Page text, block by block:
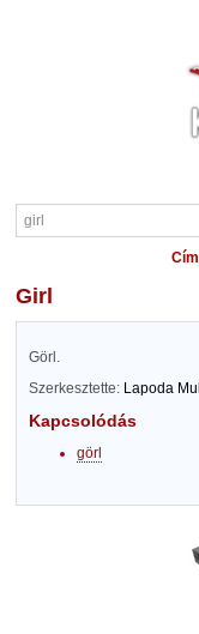
girl
Görl.
Szerkesztette: Lapoda
Kapcsolódás
görl